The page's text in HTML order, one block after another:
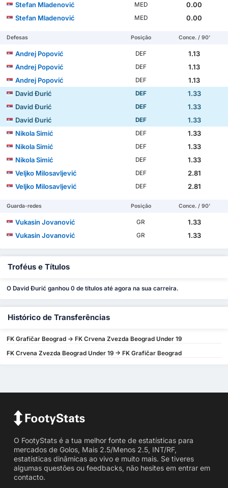
Stefan Mladenović
MED
0.00
Stefan Mladenović
MED 0.00
Defesas Posição Conce. / 90'
Andrej Popović DEF
1.13
Andrej Popović
DEF
1.13
Andrej Popović
DEF
1.13
David Đurić
DEF
1.33
David Đurić
DEF
1.33
David Đurić
DEF
1.33
Nikola Simić
DEF
1.33
Nikola Simić
DEF
1.33
Nikola Simić
DEF
1.33
Veljko Milosavljević
DEF
2.81
Veljko Milosavljević
DEF 2.81
Guarda-redes Posição Conce. / 90'
Vukasin Jovanović GR
1.33
Vukasin Jovanović
GR 1.33
Troféus e Títulos
O David Đurić ganhou 0 de títulos até agora na sua carreira.
Histórico de Transferências
FK Grafičar Beograd -> FK Crvena Zvezda Beograd Under 19
FK Crvena Zvezda Beograd Under 19 -> FK Grafičar Beograd
O FootyStats é a tua melhor fonte de estatísticas para
mercados de Golos, Mais 2.5/Menos 2.5, INT/RF,
estatísticas dinâmicas ao vivo e muito mais. Se tiveres
algumas questões ou feedbacks, não hesites em entrar em
contacto.